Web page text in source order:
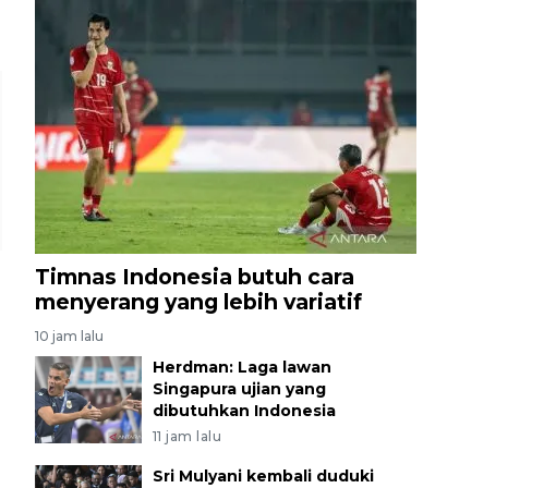
Timnas Indonesia butuh cara
menyerang yang lebih variatif
10 jam lalu
Herdman: Laga lawan
Singapura ujian yang
dibutuhkan Indonesia
11 jam lalu
Sri Mulyani kembali duduki